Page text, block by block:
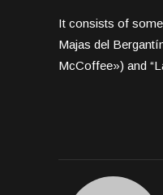
It consists of
Majas del
McCoffee») and